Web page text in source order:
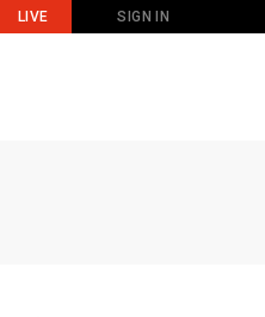
LIVE SIGN IN